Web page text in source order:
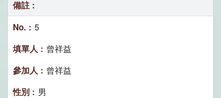
5
曾祥益
曾祥益
男